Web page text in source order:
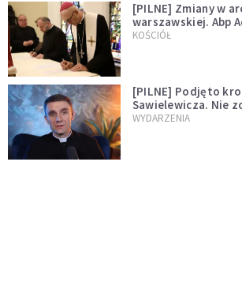
[PILNE] Zmiany w
warszawskiej. Abp
wręczył dekrety
KOŚCIÓŁ
[PILNE] Podjęto
Sawielewicza. Nie
mediach
WYDARZENIA